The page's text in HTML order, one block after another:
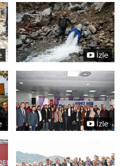
İzle
İzle